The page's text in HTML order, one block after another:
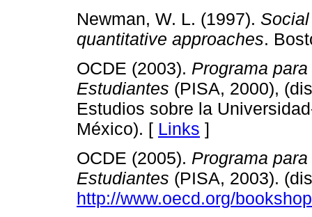
Newman, W. L. (1997).
quantitative approaches.
OCDE (2003). Programa
Estudiantes (PISA, 2000),
Estudios sobre la
México). [ Links ]
OCDE (2005). Programa
Estudiantes (PISA, 2003).
http://www.oecd.org/